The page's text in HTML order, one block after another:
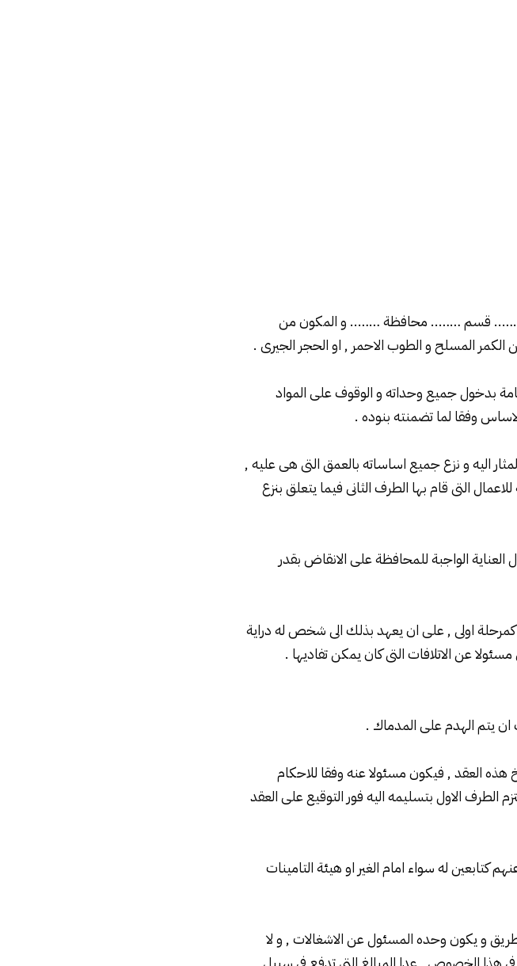
…….. قسم …….. محافظة …….. و المكون من
المسلح و الطوب الاحمر , او الحجر الجيرى .
تامة بدخول جميع وحداته و الوقوف على المواد
وفقا لما تضمنته بنوده .
المثار اليه و نزع جميع اساساته بالعمق التى هى عليه ,
التى قام بها الطرف الثانى فيما يتعلق بنزع
العناية الواجبة للمحافظة على الانقاض بقدر
كمرحلة اولى , على ان يعهد بذلك الى شخص له دراية
عن الاتلافات التى كان يمكن تفاديها .
ان يتم الهدم على المدماك .
هذه العقد , فيكون مسئولا عنه وفقا للاحكام
الطرف الاول بتسليمه اليه فور التوقيع على العقد
كتابعين له سواء امام الغير او هيئة التامينات
و يكون وحده المسئول عن الاشغالات , و لا